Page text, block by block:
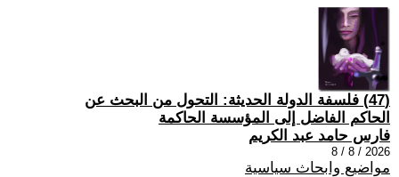
(47) فلسفة الدولة الحديثة: التحول من البحث عن
الحاكم الفاضل إلى المؤسسة الحاكمة
فارس حامد عبد الكريم
2026 / 8 / 8
مواضيع وابحاث سياسية